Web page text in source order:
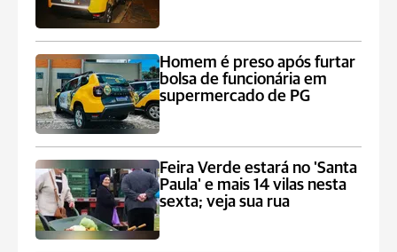
Homem é preso após furtar
bolsa de funcionária em
supermercado de PG
Feira Verde estará no 'Santa
Paula' e mais 14 vilas nesta
sexta; veja sua rua